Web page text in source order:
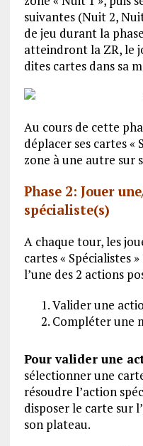
suivantes (Nuit 2,
de jeu durant la
atteindront la ZR, le
dites cartes dans sa
Au cours de cette
déplacer ses cartes «
zone à une autre sur
Phase 2: Jouer
spécialiste(s)
A chaque tour, les
cartes « Spécialistes
l’une des 2 actions
Valider une
Compléter une
Pour valider une
sélectionner une
résoudre l’action
disposer le carte sur
son plateau.